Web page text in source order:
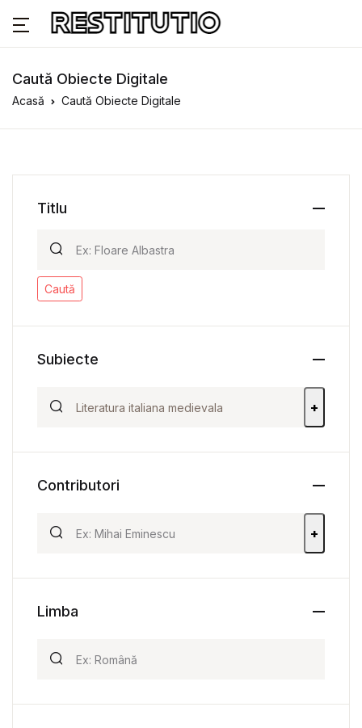
Caută Obiecte Digitale
Acasă Caută Obiecte Digitale
Titlu
Caută
Subiecte
+
Contributori
+
Limba